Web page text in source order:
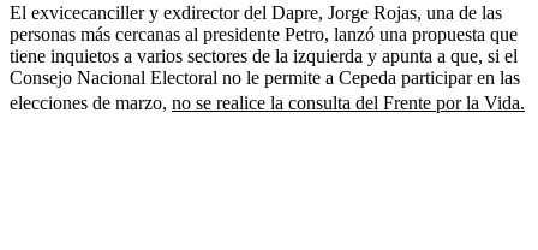
El exvicecanciller y exdirector del Dapre, Jorge Rojas, una de las
personas más cercanas al presidente Petro, lanzó una propuesta que
tiene inquietos a varios sectores de la izquierda y apunta a que, si el
Consejo Nacional Electoral no le permite a Cepeda participar en las
elecciones de marzo, no se realice la consulta del Frente por la Vida.